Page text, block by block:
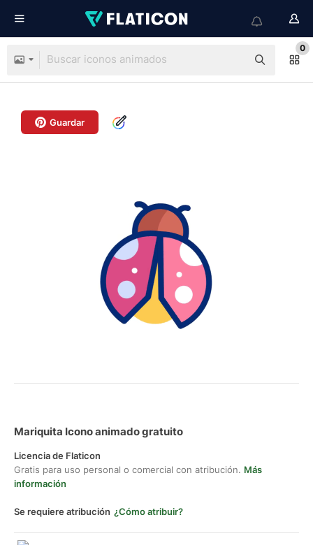
0
Guardar
Mariquita Icono animado gratuito
Licencia de Flaticon
Gratis para uso personal o comercial con atribución. Más
información
Se requiere atribución ¿Cómo atribuir?